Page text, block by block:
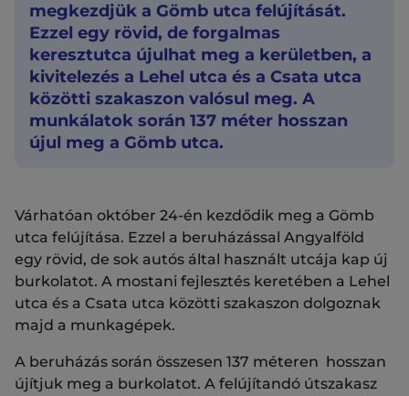
megkezdjük a Gömb utca felújítását.
Ezzel egy rövid, de forgalmas
keresztutca újulhat meg a kerületben, a
kivitelezés a Lehel utca és a Csata utca
közötti szakaszon valósul meg. A
munkálatok során 137 méter hosszan
újul meg a Gömb utca.
Várhatóan október 24-én kezdődik meg a Gömb
utca felújítása. Ezzel a beruházással Angyalföld
egy rövid, de sok autós által használt utcája kap új
burkolatot. A mostani fejlesztés keretében a Lehel
utca és a Csata utca közötti szakaszon dolgoznak
majd a munkagépek.
A beruházás során összesen 137 méteren hosszan
újítjuk meg a burkolatot. A felújítandó útszakasz